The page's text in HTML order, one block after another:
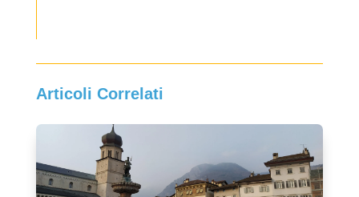
Articoli Correlati